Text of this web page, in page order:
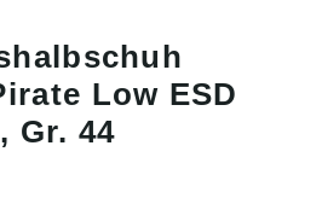
Low ESD
Gr. 44